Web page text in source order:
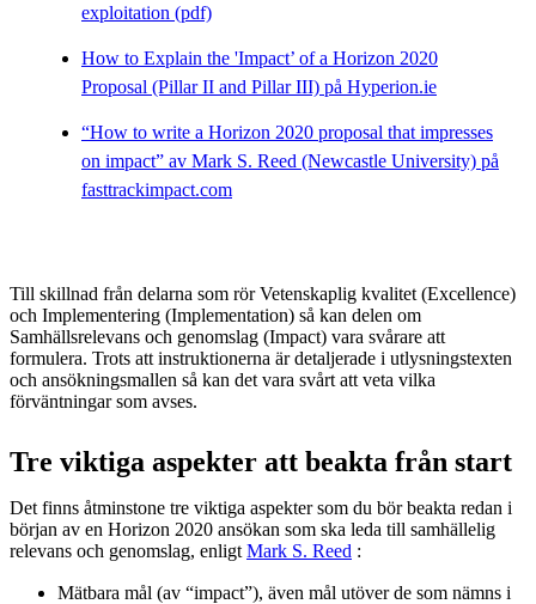
exploitation (pdf)
How to Explain the 'Impact’ of a Horizon 2020
Proposal (Pillar II and Pillar III) på Hyperion.ie
“How to write a Horizon 2020 proposal that impresses
on impact” av Mark S. Reed (Newcastle University) på
fasttrackimpact.com
Till skillnad från delarna som rör Vetenskaplig kvalitet (Excellence)
och Implementering (Implementation) så kan delen om
Samhällsrelevans och genomslag (Impact) vara svårare att
formulera. Trots att instruktionerna är detaljerade i utlysningstexten
och ansökningsmallen så kan det vara svårt att veta vilka
förväntningar som avses.
Tre viktiga aspekter att beakta från start
Det finns åtminstone tre viktiga aspekter som du bör beakta redan i
början av en Horizon 2020 ansökan som ska leda till samhällelig
relevans och genomslag, enligt Mark S. Reed :
Mätbara mål (av “impact”), även mål utöver de som nämns i